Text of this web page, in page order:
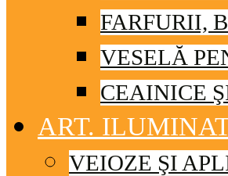
FARFURII,
VESELĂ
CEAINICE
ART.
VEIOZE ŞI